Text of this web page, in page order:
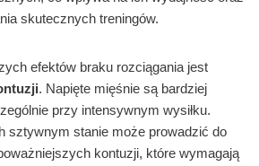
skutecznych treningów.
efektów braku rozciągania jest
. Napięte mięśnie są bardziej
przy intensywnym wysiłku.
sztywnym stanie może prowadzić do
kontuzji, które wymagają